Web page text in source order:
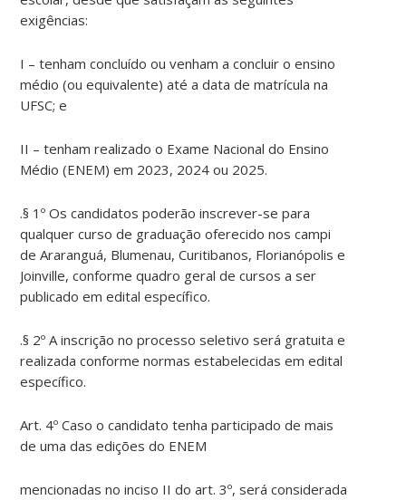
exigências:
I – tenham concluído ou venham a concluir o ensino
médio (ou equivalente) até a data de matrícula na
UFSC; e
II – tenham realizado o Exame Nacional do Ensino
Médio (ENEM) em 2023, 2024 ou 2025.
.§ 1º Os candidatos poderão inscrever-se para
qualquer curso de graduação oferecido nos campi
de Araranguá, Blumenau, Curitibanos, Florianópolis e
Joinville, conforme quadro geral de cursos a ser
publicado em edital específico.
.§ 2º A inscrição no processo seletivo será gratuita e
realizada conforme normas estabelecidas em edital
específico.
Art. 4º Caso o candidato tenha participado de mais
de uma das edições do ENEM
mencionadas no inciso II do art. 3º, será considerada